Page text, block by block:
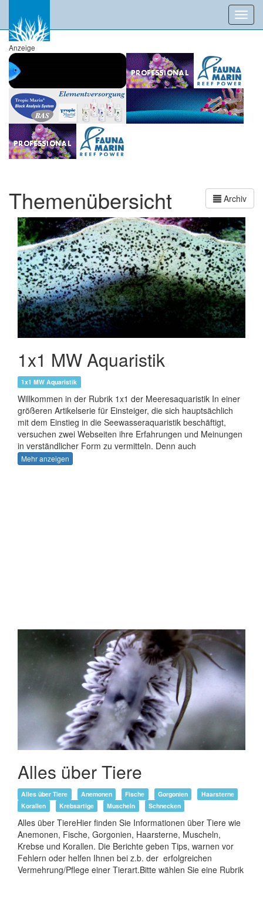
Anzeige
Themenübersicht Archiv
1x1 MW Aquaristik
1x1 MW Aquaristik
Willkommen in der Rubrik 1x1 der Meeresaquaristik In einer
größeren Artikelserie für Einsteiger, die sich hauptsächlich
mit dem Einstieg in die Seewasseraquaristik beschäftigt,
versuchen zwei Webseiten ihre Erfahrungen und Meinungen
in verständlicher Form zu vermitteln. Denn auch
Seewasseraquaristik ist kein Buch mit sieben Siegeln und
kann mit Geduld zu dem gewünschten Ergebnis führen.
Da die Zahl von neuen Meerwasseraquarianern wieder
zugenommen hat, und damit auch die vielen Fragen, haben
Frank Diehl - www.matuta.com - und Robert Baur -
www.korallenriff.de - sich zusammengesetzt und in den
letzten Monaten eine Reihe von Artikeln geschrieben die in
Summe alles beinhaltet was zum Start in die
Meeresaquaristik wichtig ist.
Mehr anzeigen
Alles über Tiere
Alles über Tiere Anemonen Fische Gorgonien
Haarsterne
Korallen
Krebsartige Muscheln Schnecken
Alles über TiereHier finden Sie Informationen über Tiere wie
Anemonen, Fische, Gorgonien, Haarsterne, Muscheln,
Krebse und Korallen. Die Berichte geben Tips, warnen vor
Fehlern oder helfen Ihnen bei z.b. der erfolgreichen
Vermehrung/Pflege einer Tierart.Bitte wählen Sie eine Rubrik